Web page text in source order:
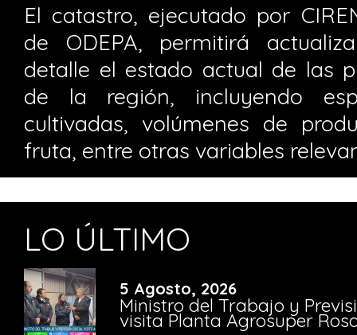
El catastro, ejecutado por
de ODEPA, permitirá
detalle el estado actual de las
de la región, incluyendo
cultivadas, volúmenes de
fruta, entre otras variables
LO ÚLTIMO
5 Agosto, 2026
Ministro del Trabajo y
visita Planta Agrosuper